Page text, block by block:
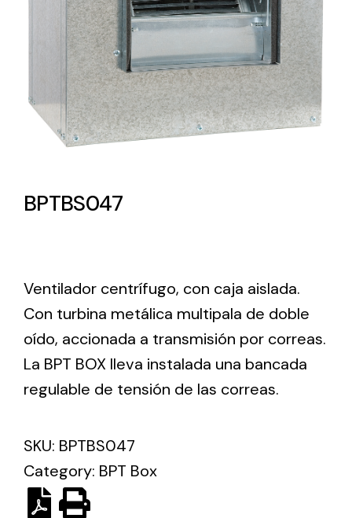
Lighting and Electrical
Equipment
Complete solutions in lighting and electrical
material for each project and need
ventilación industriales
meant a greater offer of ventilation products for
different uses
BPTBS047
Ventilador centrífugo, con caja aislada.
Con turbina metálica multipala de doble
oído, accionada a transmisión por correas.
La BPT BOX lleva instalada una bancada
regulable de tensión de las correas.
SKU: BPTBS047
Category: BPT Box